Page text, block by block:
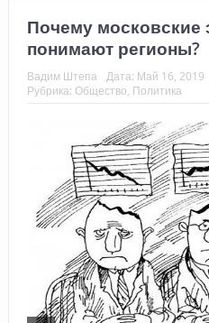
Почему московские
понимают регионы?
Вадим Штепа Дата: Май 16, 2019
Рубрика: Общество, Политика